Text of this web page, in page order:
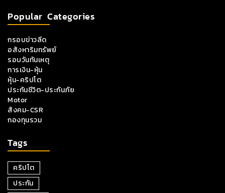
Popular Categories
กรอบข่าวลีด
อสังหาริมทรัพย์
รอบวันทันเหตุ
การเงิน-หุ้น
หุ้น-คริปโต
ประกันชีวิต-ประกันภัย
Motor
สังคม-CSR
กองทุนรวม
Tags
คริปโต
ประกัน